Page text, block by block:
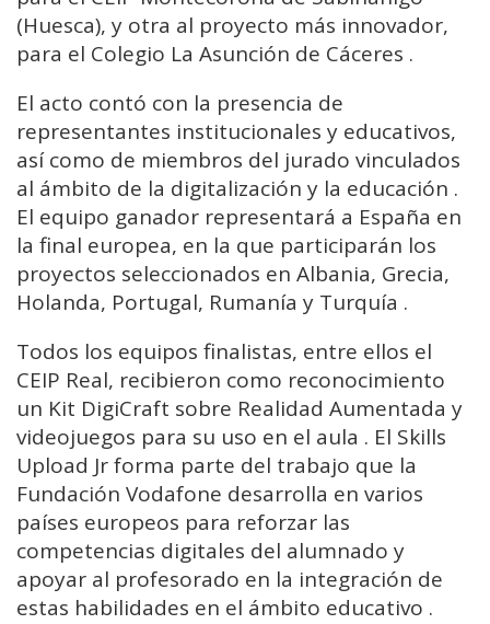
(Huesca), y otra al proyecto más innovador,
para el Colegio La Asunción de Cáceres .
El acto contó con la presencia de
representantes institucionales y educativos,
así como de miembros del jurado vinculados
al ámbito de la digitalización y la educación .
El equipo ganador representará a España en
la final europea, en la que participarán los
proyectos seleccionados en Albania, Grecia,
Holanda, Portugal, Rumanía y Turquía .
Todos los equipos finalistas, entre ellos el
CEIP Real, recibieron como reconocimiento
un Kit DigiCraft sobre Realidad Aumentada y
videojuegos para su uso en el aula . El Skills
Upload Jr forma parte del trabajo que la
Fundación Vodafone desarrolla en varios
países europeos para reforzar las
competencias digitales del alumnado y
apoyar al profesorado en la integración de
estas habilidades en el ámbito educativo .